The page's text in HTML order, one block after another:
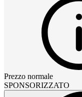
Prezzo normale
SPONSORIZZATO